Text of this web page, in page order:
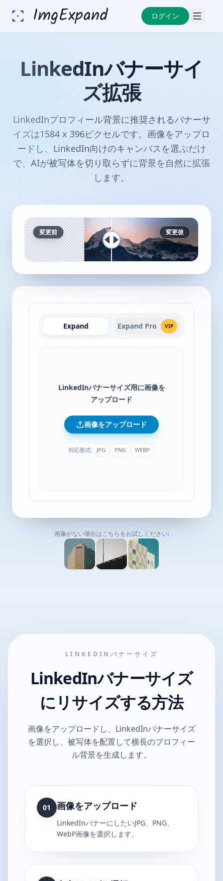
ImgExpand ログイン
LinkedInバナーサイ
ズ拡張
LinkedInプロフィール背景に推奨されるバナーサ
イズは1584 x 396ピクセルです。画像をアップロ
ードし、LinkedIn向けのキャンバスを選ぶだけ
で、AIが被写体を切り取らずに背景を自然に拡張
します。
変更前 変更後
Expand Expand Pro VIP
LinkedInバナーサイズ用に画像を
アップロード
画像をアップロード
対応形式: JPG PNG WEBP
画像がない場合はこちらをお試しください:
LINKEDINバナーサイズ
LinkedInバナーサイズ
にリサイズする方法
画像をアップロードし、LinkedInバナーサイズ
を選択し、被写体を配置して横長のプロフィー
ル背景を生成します。
01 画像をアップロード
LinkedInバナーにしたいJPG、PNG、
WebP画像を選択します。